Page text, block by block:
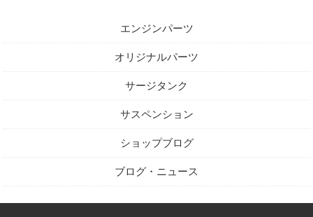
エンジンパーツ
オリジナルパーツ
サージタンク
サスペンション
ショップブログ
ブログ・ニュース